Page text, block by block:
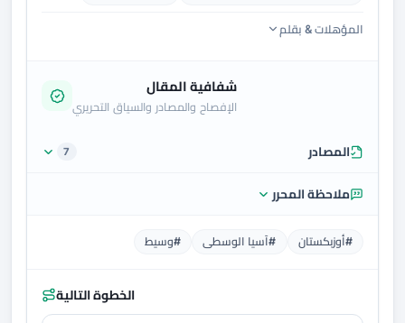
المؤهلات & بقلم
شفافية المقال
الإفصاح والمصادر والسياق التحريري
المصادر 7
ملاحظة المحرر
#أوزبكستان #آسيا الوسطى #وسيط
الخطوة التالية